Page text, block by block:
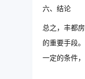
六、结论
总之，丰都
的重要手段
一定的条件